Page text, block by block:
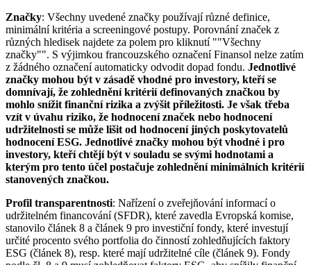
Značky: Všechny uvedené značky používají různé definice,
minimální kritéria a screeningové postupy. Porovnání značek z
různých hledisek najdete za polem pro kliknutí ""Všechny
značky"". S výjimkou francouzského označení Finansol nelze zatím
z žádného označení automaticky odvodit dopad fondu. Jednotlivé
značky mohou být v zásadě vhodné pro investory, kteří se
domnívají, že zohlednění kritérií definovaných značkou by
mohlo snížit finanční rizika a zvýšit příležitosti. Je však třeba
vzít v úvahu riziko, že hodnocení značek nebo hodnocení
udržitelnosti se může lišit od hodnocení jiných poskytovatelů
hodnocení ESG. Jednotlivé značky mohou být vhodné i pro
investory, kteří chtějí být v souladu se svými hodnotami a
kterým pro tento účel postačuje zohlednění minimálních kritérií
stanovených značkou.
Profil transparentnosti: Nařízení o zveřejňování informací o
udržitelném financování (SFDR), které zavedla Evropská komise,
stanovilo článek 8 a článek 9 pro investiční fondy, které investují
určité procento svého portfolia do činností zohledňujících faktory
ESG (článek 8), resp. které mají udržitelné cíle (článek 9). Fondy